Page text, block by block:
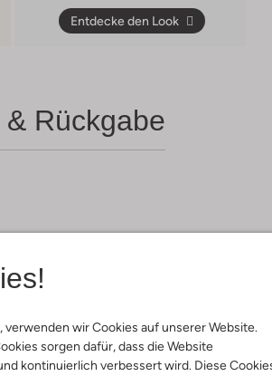
wir Cookies auf unserer Website.
sorgen dafür, dass die Website
kontinuierlich verbessert wird. Diese
Entdecke den Look
Rückgabe